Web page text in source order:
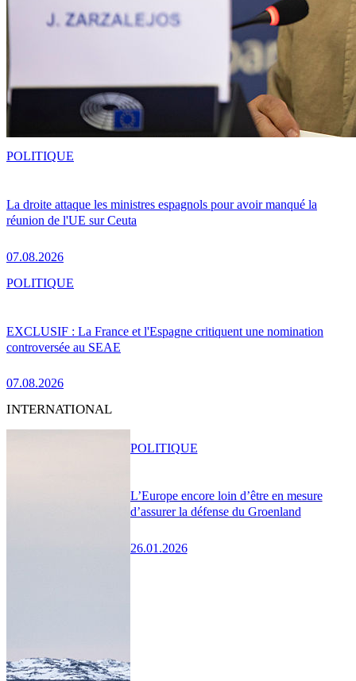
La droite attaque les ministres espagnols pour avoir manqué la
réunion de l'UE sur Ceuta
07.08.2026
POLITIQUE
EXCLUSIF : La France et l'Espagne critiquent une nomination
controversée au SEAE
07.08.2026
POLITIQUE
INTERNATIONAL
L’Europe encore loin d’être en mesure
d’assurer la défense du Groenland
26.01.2026
POLITIQUE